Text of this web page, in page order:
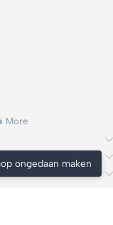
More
ongedaan maken